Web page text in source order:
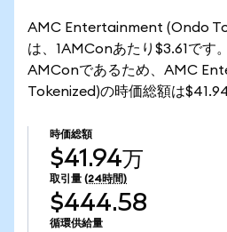
AMC Entertainment (Ondo
は、1AMConあたり$3.61です
AMConであるため、AMC
Tokenized)の時価総額は
時価総額
$41.94万
取引量 (24時間)
$444.58
循環供給量